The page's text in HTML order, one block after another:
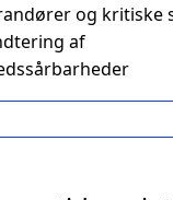
og kritiske
af